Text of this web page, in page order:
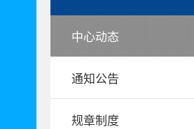
中心动态
通知公告
规章制度